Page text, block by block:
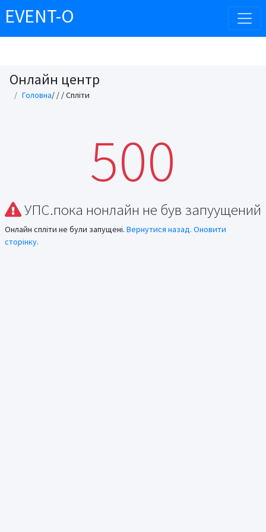
EVENT-O
Онлайн центр
Головна/ / / Спліти
500
УПС.пока нонлайн не був запуущений
Онлайн спліти не були запущені. Вернутися назад. Оновити
сторінку.